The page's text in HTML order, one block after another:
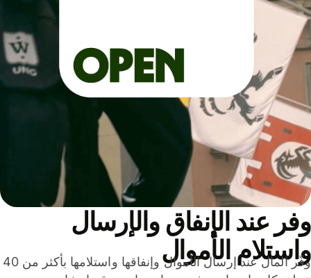
عند الإنفاق والإرسال
الأموال
وفّر المال عند إرسال الأموال وإنفاقها واستلامها بأكثر من 40